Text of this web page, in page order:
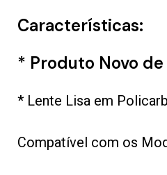
Características:
* Produto Novo
* Lente Lisa em
Compatível com os